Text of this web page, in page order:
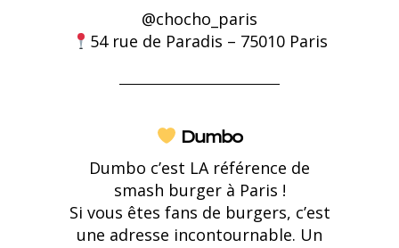
@chocho_paris
54 rue de Paradis – 75010 Paris
Dumbo
Dumbo c’est LA référence de
smash burger à Paris !
Si vous êtes fans de burgers, c’est
une adresse incontournable. Un